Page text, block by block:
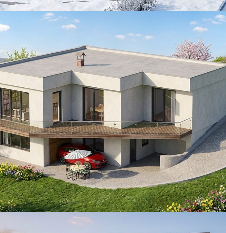
ARCHITECTURE
Architektonické štúdie
ARCHITECTURE